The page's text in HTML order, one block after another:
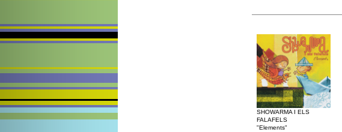
SHOWARMA I ELS
FALAFELS
"Elements"